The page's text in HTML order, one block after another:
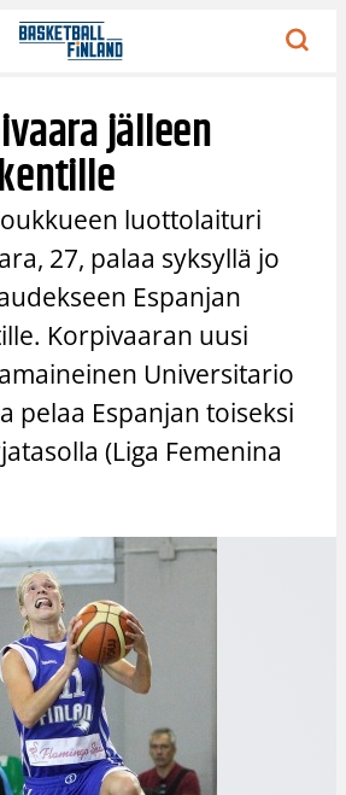
jälleen
luottolaituri
27, palaa syksyllä jo
Espanjan
Korpivaaran uusi
Universitario
pelaa Espanjan toiseksi
(Liga Femenina